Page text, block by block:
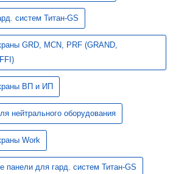
систем Титан-GS
GRD, MCN, PRF (GRAND,
ВП и ИП
нейтрального оборудования
Work
панели для гард. систем Титан-GS